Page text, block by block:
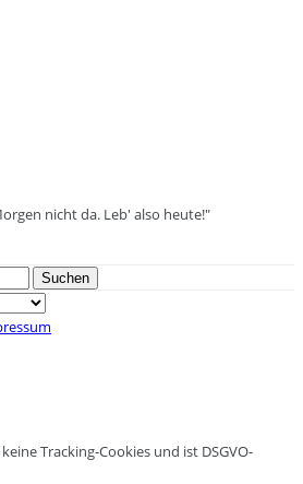
nicht da. Leb' also heute!"
Suchen
Tracking-Cookies und ist DSGVO-